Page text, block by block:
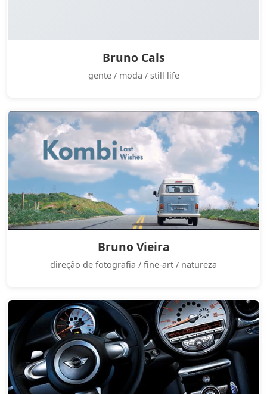
Bruno Cals
gente / moda / still life
Bruno Vieira
direção de fotografia / fine-art / natureza